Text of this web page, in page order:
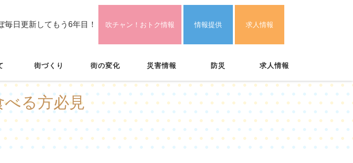
毎日更新してもう6年目！ 吹チャン！おトク情報 情報提供 求人情報
街づくり 街の変化 災害情報 防災 求人情報
べる方必見